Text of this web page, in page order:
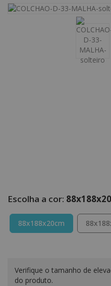
88x188x20cm
Verifique o tamanho de
do produto.